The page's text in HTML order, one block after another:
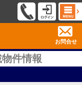
お問合せ
件情報